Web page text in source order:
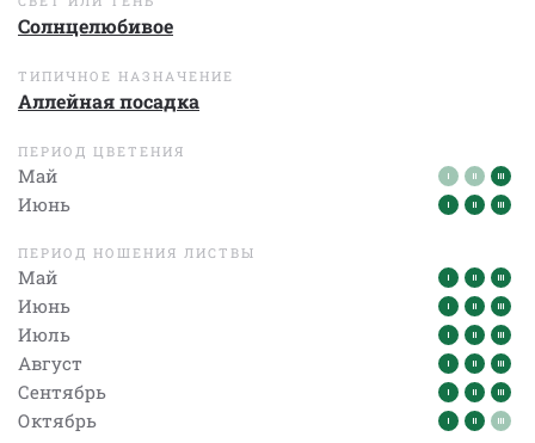
Солнцелюбивое
ТИПИЧНОЕ НАЗНАЧЕНИЕ
Аллейная посадка
ПЕРИОД ЦВЕТЕНИЯ
Май
Июнь
ПЕРИОД НОШЕНИЯ ЛИСТВЫ
Май
Июнь
Июль
Август
Сентябрь
Октябрь